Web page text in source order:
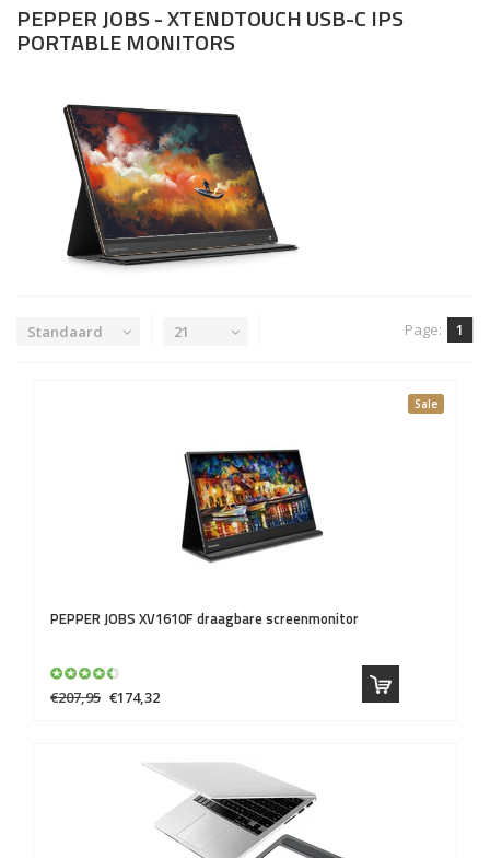
PEPPER JOBS - XTENDTOUCH USB-C IPS
PORTABLE MONITORS
Standaard 21 Page: 1
Sale
PEPPER JOBS XV1610F draagbare screenmonitor
€207,95 €174,32